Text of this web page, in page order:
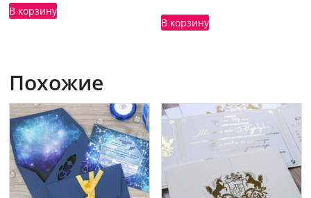
В корзину
В корзину
Похожие